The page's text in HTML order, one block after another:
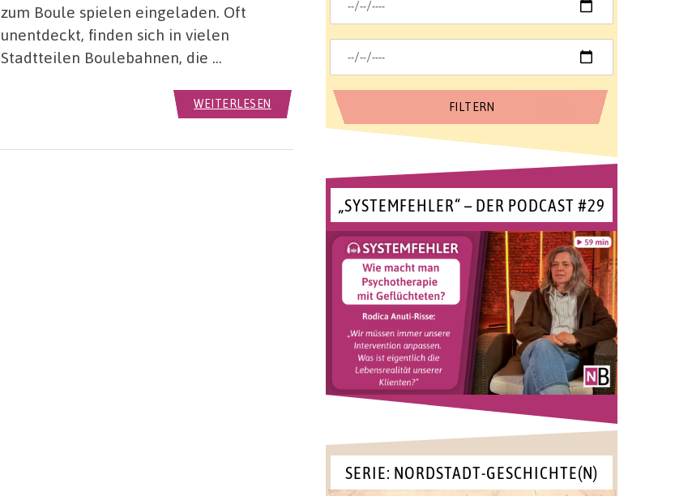
zum Boule spielen eingeladen. Oft
unentdeckt, finden sich in vielen
Stadtteilen Boulebahnen, die …
WEITERLESEN
„SYSTEMFEHLER“ – DER PODCAST #29
SERIE: NORDSTADT-GESCHICHTE(N)